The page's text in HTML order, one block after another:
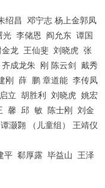
昌 邓宁志 杨上金郭凤
光 李储恩 阎允东 谭国
金龙 王仙斐 刘晓虎 张
成龙朱 刚 陈云剑 戴秀
刚 薛 鹏 章道能 李传凤
立 胡胜利 刘晓虎 姚宏
馨 邱 敏 陈士刚 刘金
灏翾 （儿童组） 王靖仪
平 郗厚露 毕益山 王泽